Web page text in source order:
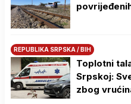
REPUBLIKA SRPSKA / BIH
Toplotni
Srpskoj:
zbog